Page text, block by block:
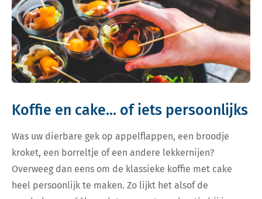
Koffie en cake... of iets persoonlijks
Was uw dierbare gek op appelflappen, een broodje
kroket, een borreltje of een andere lekkernijen?
Overweeg dan eens om de klassieke koffie met cake
heel persoonlijk te maken. Zo lijkt het alsof de